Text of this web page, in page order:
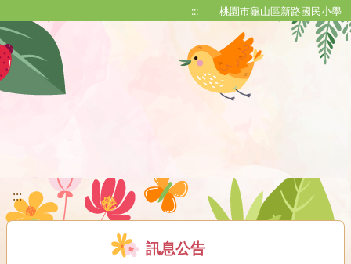
::: 桃園市龜山區新路國民小學
:::
訊息公告